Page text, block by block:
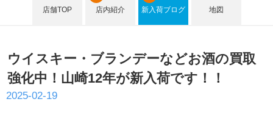
店舗TOP 店内紹介 新入荷ブログ 地図
ウイスキー・ブランデーなどお酒の買取
強化中！山崎12年が新入荷です！！
2025-02-19